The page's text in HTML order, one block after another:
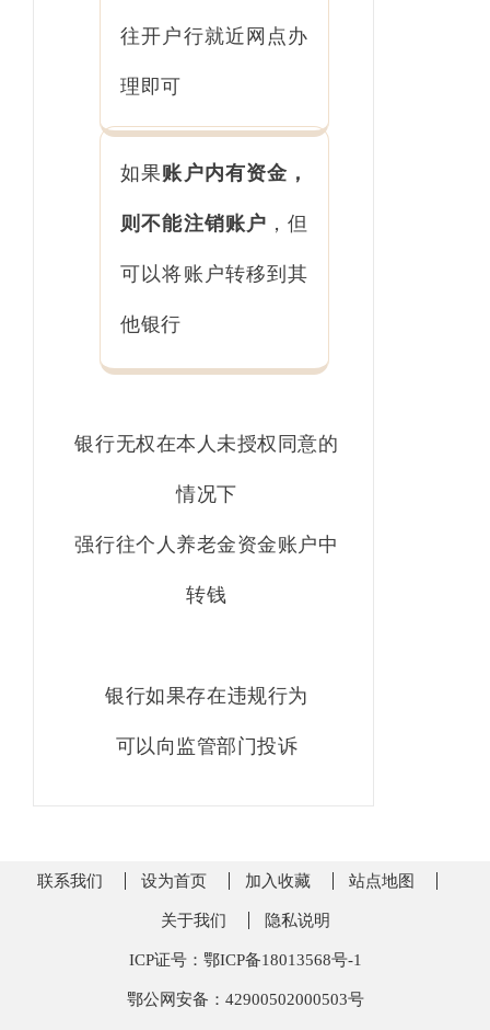
往开户行就近网点办
理即可
如果账户内有资金，
则不能注销账户 ，但
可以将账户转移到其
他银行
银行无权在本人未授权同意的
情况下
强行往个人养老金资金账户中
转钱
银行如果存在违规行为
可以向监管部门投诉
联系我们 设为首页 加入收藏 站点地图
关于我们 隐私说明
ICP证号：鄂ICP备18013568号-1
鄂公网安备：42900502000503号